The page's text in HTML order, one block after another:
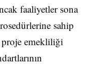
faaliyetler sona
sahip
proje emekliliği